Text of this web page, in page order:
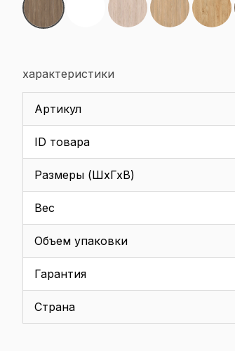
характеристики
Артикул
ID товара
Размеры (ШхГхВ)
Вес
Объем упаковки
Гарантия
Страна